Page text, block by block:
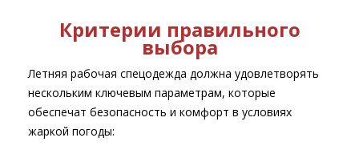
Критерии правильного
выбора
Летняя рабочая спецодежда должна удовлетворять
нескольким ключевым параметрам, которые
обеспечат безопасность и комфорт в условиях
жаркой погоды: